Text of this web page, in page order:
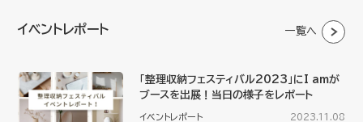
イベントレポート 一覧へ
「整理収納フェスティバル2023」にI amが
ブースを出展！当日の様子をレポート
イベントレポート 2023.11.08